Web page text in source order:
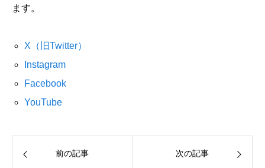
ます。
X（旧Twitter）
Instagram
Facebook
YouTube
前の記事 次の記事